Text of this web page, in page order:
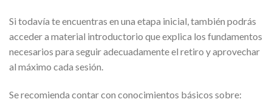
Si todavía te encuentras en una etapa inicial, también podrás
acceder a material introductorio que explica los fundamentos
necesarios para seguir adecuadamente el retiro y aprovechar
al máximo cada sesión.
Se recomienda contar con conocimientos básicos sobre: